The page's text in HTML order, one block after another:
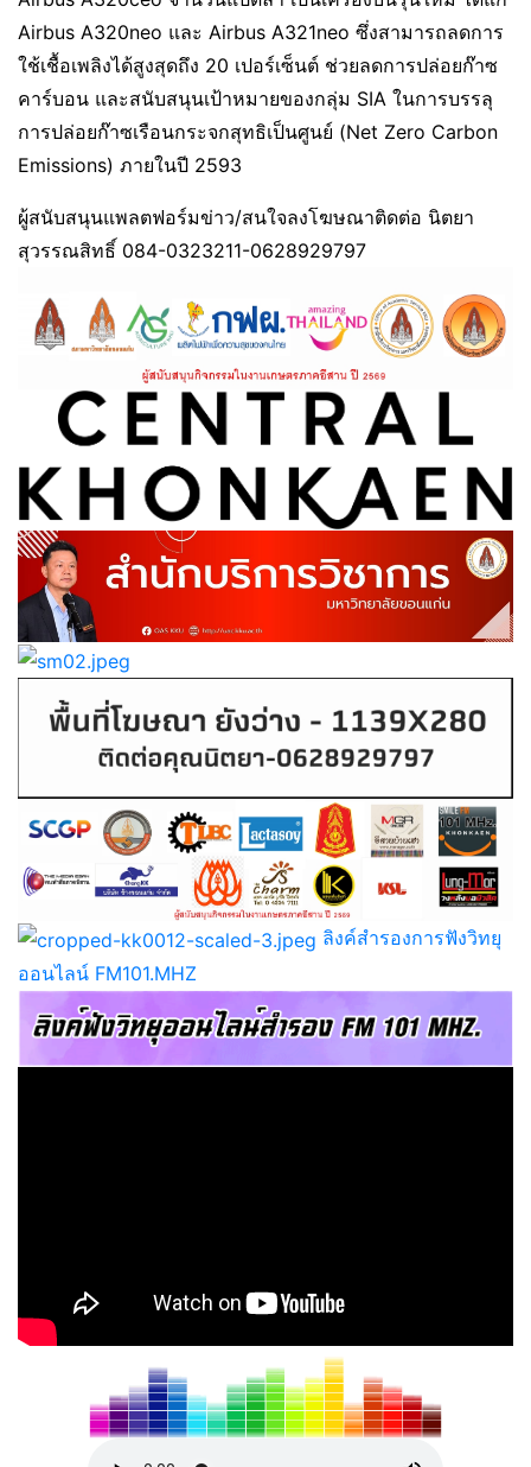
Airbus A320neo และ Airbus A321neo ซึ่งสามารถลดการ
ใช้เชื้อเพลิงได้สูงสุดถึง 20 เปอร์เซ็นต์ ช่วยลดการปล่อยก๊าซ
คาร์บอน และสนับสนุนเป้าหมายของกลุ่ม SIA ในการบรรลุ
การปล่อยก๊าซเรือนกระจกสุทธิเป็นศูนย์ (Net Zero Carbon
Emissions) ภายในปี 2593
ผู้สนับสนุนแพลตฟอร์มข่าว/สนใจลงโฆษณาติดต่อ นิตยา
สุวรรณสิทธิ์ 084-0323211-0628929797
ลิงค์สำรองการฟังวิทยุ
ออนไลน์ FM101.MHZ